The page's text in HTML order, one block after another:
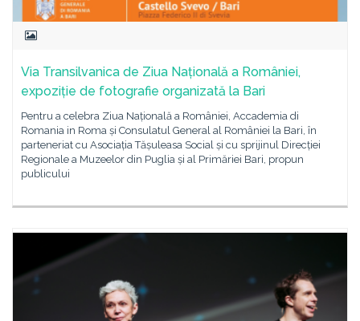
Via Transilvanica de Ziua Națională a României,
expoziție de fotografie organizată la Bari
Pentru a celebra Ziua Națională a României, Accademia di
Romania in Roma și Consulatul General al României la Bari, în
parteneriat cu Asociația Tășuleasa Social și cu sprijinul Direcției
Regionale a Muzeelor din Puglia și al Primăriei Bari, propun
publicului